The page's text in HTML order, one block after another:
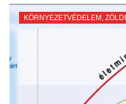
KÖRNYEZETVÉDELEM ,